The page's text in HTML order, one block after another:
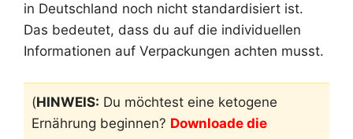
in Deutschland noch nicht standardisiert ist.
Das bedeutet, dass du auf die individuellen
Informationen auf Verpackungen achten musst.
(HINWEIS: Du möchtest eine ketogene
Ernährung beginnen? Downloade die